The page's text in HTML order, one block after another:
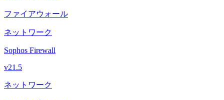
ファイアウォール
ネットワーク
Sophos Firewall
v21.5
ネットワーク